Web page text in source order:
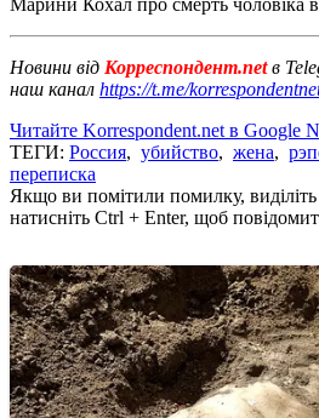
Новини від Корреспондент.netв
наш канал https://t.me/
Читайте Korrespondent.net в Google
ТЕГИ: Россия, убийство, жена,
переписка
Якщо ви помітили помилку, виділіть
натисніть Ctrl + Enter, щоб